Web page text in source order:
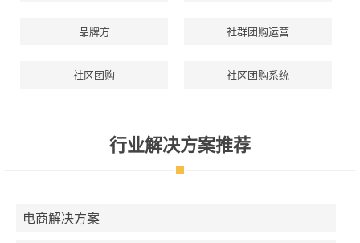
品牌方 社群团购运营
社区团购 社区团购系统
行业解决方案推荐
电商解决方案